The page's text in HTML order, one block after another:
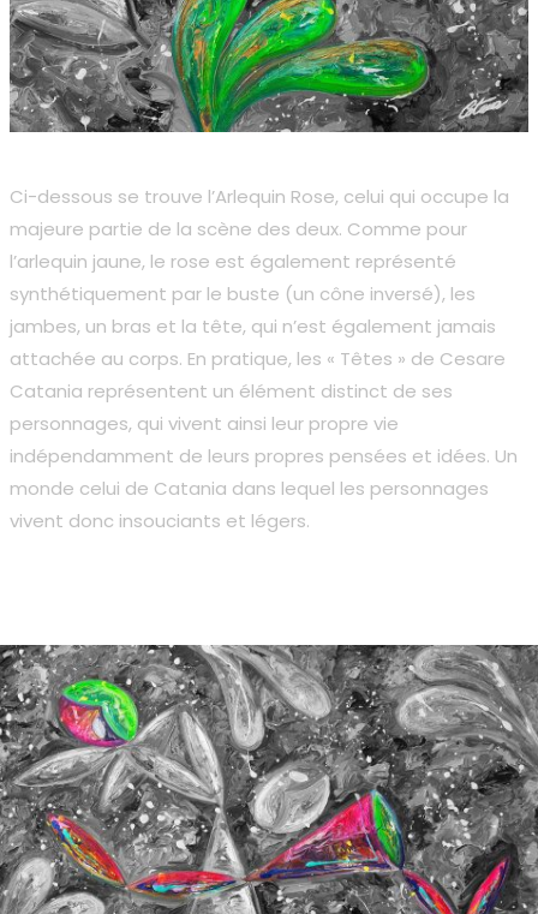
Ci-dessous se trouve l’Arlequin Rose, celui qui occupe la
majeure partie de la scène des deux. Comme pour
l’arlequin jaune, le rose est également représenté
synthétiquement par le buste (un cône inversé), les
jambes, un bras et la tête, qui n’est également jamais
attachée au corps. En pratique, les « Têtes » de Cesare
Catania représentent un élément distinct de ses
personnages, qui vivent ainsi leur propre vie
indépendamment de leurs propres pensées et idées. Un
monde celui de Catania dans lequel les personnages
vivent donc insouciants et légers.